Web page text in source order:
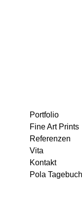
Portfolio
Fine Art Prints
Referenzen
Vita
Kontakt
Pola Tagebuch